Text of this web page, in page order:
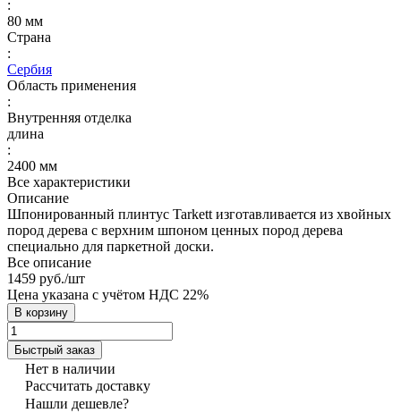
:
80 мм
Страна
:
Сербия
Область применения
:
Внутренняя отделка
длина
:
2400 мм
Все характеристики
Описание
Шпонированный плинтус Tarkett изготавливается из хвойных
пород дерева с верхним шпоном ценных пород дерева
специально для паркетной доски.
Все описание
1459 руб./шт
Цена указана с учётом НДС 22%
В корзину
Быстрый заказ
Нет в наличии
Рассчитать доставку
Нашли дешевле?